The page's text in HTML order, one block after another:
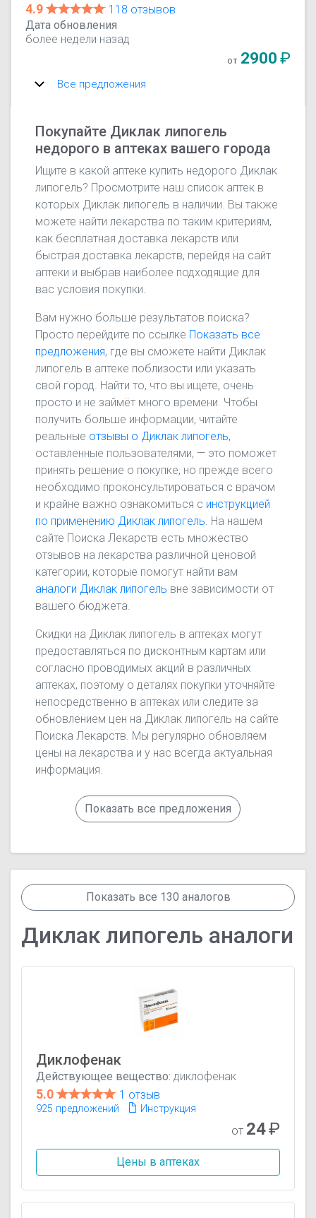
4.9
118 отзывов
Дата обновления
более недели назад
от 2900₽
Все предложения
Покупайте Диклак липогель
недорого в аптеках вашего города
Ищите в какой аптеке купить недорого Диклак
липогель? Просмотрите наш список аптек в
которых Диклак липогель в наличии. Вы также
можете найти лекарства по таким критериям,
как бесплатная доставка лекарств или
быстрая доставка лекарств, перейдя на сайт
аптеки и выбрав наиболее подходящие для
вас условия покупки.
Вам нужно больше результатов поиска?
Просто перейдите по ссылке Показать все
предложения, где вы сможете найти Диклак
липогель в аптеке поблизости или указать
свой город. Найти то, что вы ищете, очень
просто и не займёт много времени. Чтобы
получить больше информации, читайте
реальные отзывы о Диклак липогель,
оставленные пользователями, — это поможет
принять решение о покупке, но прежде всего
необходимо проконсультироваться с врачом
и крайне важно ознакомиться с инструкцией
по применению Диклак липогель . На нашем
сайте Поиска Лекарств есть множество
отзывов на лекарства различной ценовой
категории, которые помогут найти вам
аналоги Диклак липогель вне зависимости от
вашего бюджета.
Скидки на Диклак липогель в аптеках могут
предоставляться по дисконтным картам или
согласно проводимых акций в различных
аптеках, поэтому о деталях покупки уточняйте
непосредственно в аптеках или следите за
обновлением цен на Диклак липогель на сайте
Поиска Лекарств. Мы регулярно обновляем
цены на лекарства и у нас всегда актуальная
информация.
Показать все предложения
Показать все 130 аналогов
Диклак липогель аналоги
Диклофенак
Действующее вещество: диклофенак
5.0 1 отзыв
925 предложений Инструкция
от 24₽
Цены в аптеках